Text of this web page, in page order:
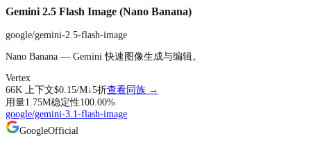
Gemini 2.5 Flash Image (Nano Banana)
google/gemini-2.5-flash-image
Nano Banana — Gemini 快速图像生成与编辑。
Vertex
66K 上下文$0.15/M↓5折查看同族 →
用量1.75M稳定性100.00%
google/gemini-3.1-flash-image
GoogleOfficial